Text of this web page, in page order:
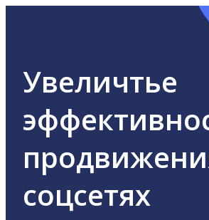
Увеличтье
соцсетях